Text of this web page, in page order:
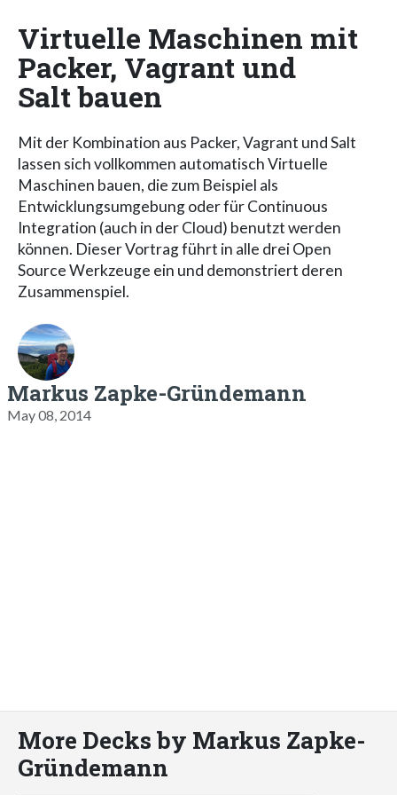
Virtuelle Maschinen mit
Packer, Vagrant und
Salt bauen
Mit der Kombination aus Packer, Vagrant und Salt
lassen sich vollkommen automatisch Virtuelle
Maschinen bauen, die zum Beispiel als
Entwicklungsumgebung oder für Continuous
Integration (auch in der Cloud) benutzt werden
können. Dieser Vortrag führt in alle drei Open
Source Werkzeuge ein und demonstriert deren
Zusammenspiel.
Markus Zapke-Gründemann
May 08, 2014
More Decks by Markus Zapke-
Gründemann